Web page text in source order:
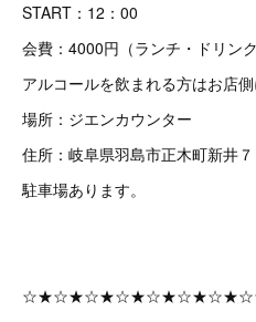
START：12：00
会費：4000円（ランチ・ドリンク
アルコールを飲まれる方はお店
場所：ジエンカウンター
住所：岐阜県羽島市正木町新井７
駐車場あります。